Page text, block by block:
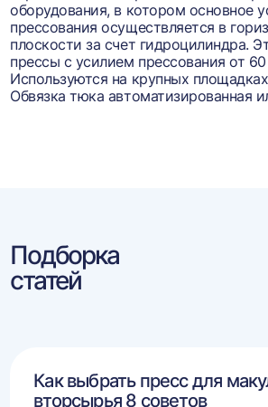
оборудования, в котором основное
прессования осуществляется в
плоскости за счет гидроцилиндра.
прессы с усилием прессования от
Используются на крупных
Обвязка тюка автоматизированная
Подборка
статей
Как выбрать пресс для
вторсырья 8 советов